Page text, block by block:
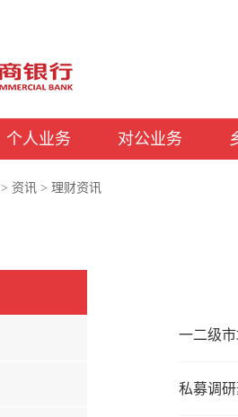
个人业务 对公业务
> 资讯 > 理财资讯
一二级
私募调